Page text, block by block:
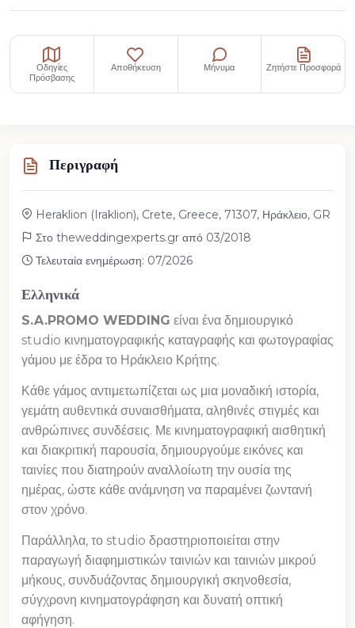
Οδηγίες
Πρόσβασης
Αποθήκευση Μήνυμα Ζητήστε Προσφορά
Περιγραφή
Heraklion (Iraklion), Crete, Greece, 71307, Ηράκλειο, GR
Στο theweddingexperts.gr από 03/2018
Τελευταία ενημέρωση: 07/2026
Ελληνικά
S.A.PROMO WEDDING είναι ένα δημιουργικό
studio κινηματογραφικής καταγραφής και φωτογραφίας
γάμου με έδρα το Ηράκλειο Κρήτης.
Κάθε γάμος αντιμετωπίζεται ως μια μοναδική ιστορία,
γεμάτη αυθεντικά συναισθήματα, αληθινές στιγμές και
ανθρώπινες συνδέσεις. Με κινηματογραφική αισθητική
και διακριτική παρουσία, δημιουργούμε εικόνες και
ταινίες που διατηρούν αναλλοίωτη την ουσία της
ημέρας, ώστε κάθε ανάμνηση να παραμένει ζωντανή
στον χρόνο.
Παράλληλα, το studio δραστηριοποιείται στην
παραγωγή διαφημιστικών ταινιών και ταινιών μικρού
μήκους, συνδυάζοντας δημιουργική σκηνοθεσία,
σύγχρονη κινηματογράφηση και δυνατή οπτική
αφήγηση.